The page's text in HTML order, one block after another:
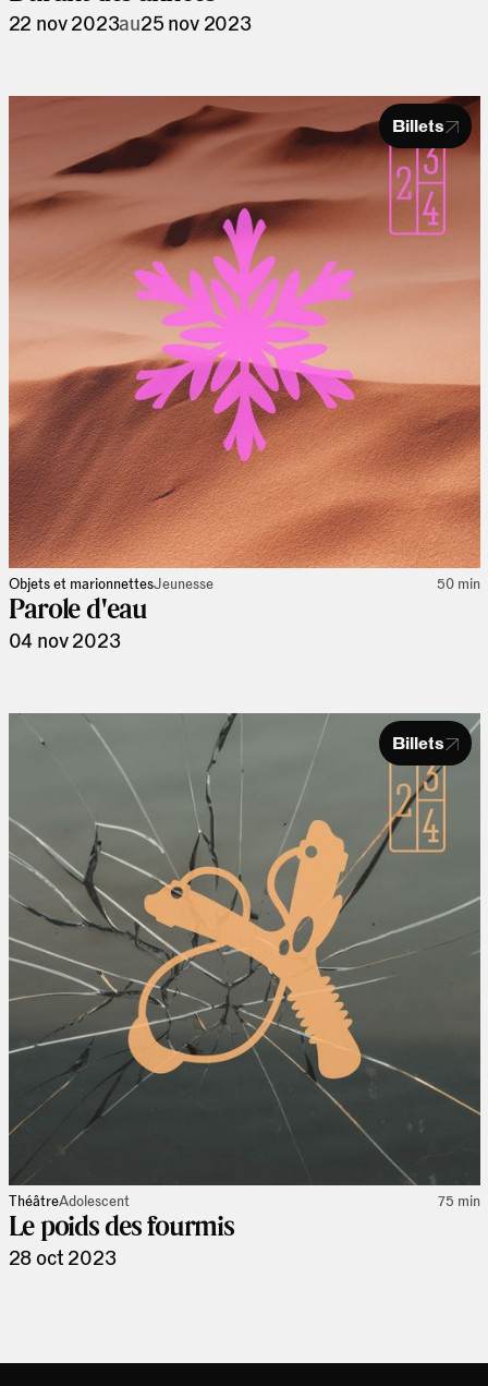
22 nov 2023au25 nov 2023
Objets et marionnettesJeunesse 50 min
Parole d'eau
04 nov 2023
Billets
ThéâtreAdolescent 75 min
Le poids des fourmis
28 oct 2023
Billets